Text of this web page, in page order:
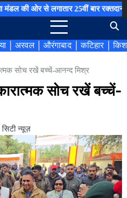
25वीं बार रक्तदान शिविर का
अरवल औरंगाबाद कटिहार
सोच रखें बच्चें-आनन्द मिश्र
सोच रखें बच्चें-
न्यूज़